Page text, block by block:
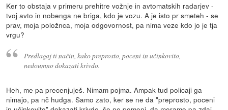
Ker to obstaja v primeru prehitre vožnje in avtomatskih radarjev -
tvoj avto in nobenga ne briga, kdo je vozu. A je isto pr smeteh - se
prav, moja položnca, moja odgovornost, pa nima veze kdo jo je tja
vrgu?
Predlagaj ti način, kako preprosto, poceni in učinkovito,
nedoumno dokazati krivdo.
Heh, me pa precenjuješ. Nimam pojma. Ampak tud policaji ga
nimajo, pa nč hudga. Samo zato, ker se ne da "preprosto, poceni